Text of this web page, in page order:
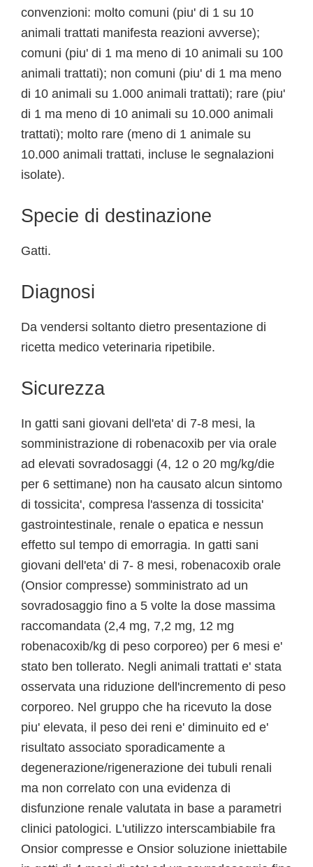
convenzioni: molto comuni (piu' di 1 su 10
animali trattati manifesta reazioni avverse);
comuni (piu' di 1 ma meno di 10 animali su 100
animali trattati); non comuni (piu' di 1 ma meno
di 10 animali su 1.000 animali trattati); rare (piu'
di 1 ma meno di 10 animali su 10.000 animali
trattati); molto rare (meno di 1 animale su
10.000 animali trattati, incluse le segnalazioni
isolate).
Specie di destinazione
Gatti.
Diagnosi
Da vendersi soltanto dietro presentazione di
ricetta medico veterinaria ripetibile.
Sicurezza
In gatti sani giovani dell'eta' di 7-8 mesi, la
somministrazione di robenacoxib per via orale
ad elevati sovradosaggi (4, 12 o 20 mg/kg/die
per 6 settimane) non ha causato alcun sintomo
di tossicita', compresa l'assenza di tossicita'
gastrointestinale, renale o epatica e nessun
effetto sul tempo di emorragia. In gatti sani
giovani dell'eta' di 7- 8 mesi, robenacoxib orale
(Onsior compresse) somministrato ad un
sovradosaggio fino a 5 volte la dose massima
raccomandata (2,4 mg, 7,2 mg, 12 mg
robenacoxib/kg di peso corporeo) per 6 mesi e'
stato ben tollerato. Negli animali trattati e' stata
osservata una riduzione dell'incremento di peso
corporeo. Nel gruppo che ha ricevuto la dose
piu' elevata, il peso dei reni e' diminuito ed e'
risultato associato sporadicamente a
degenerazione/rigenerazione dei tubuli renali
ma non correlato con una evidenza di
disfunzione renale valutata in base a parametri
clinici patologici. L'utilizzo interscambiabile fra
Onsior compresse e Onsior soluzione iniettabile